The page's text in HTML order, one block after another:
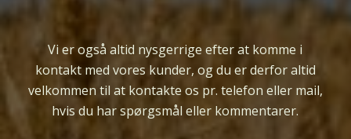
Vi erogsåaltid nysgerrige efter at komme i
kontakt med vores kunder, og du er derfor altid
velkommen til at kontakte os pr. telefon eller mail,
hvis du har spørgsmål eller kommentarer.